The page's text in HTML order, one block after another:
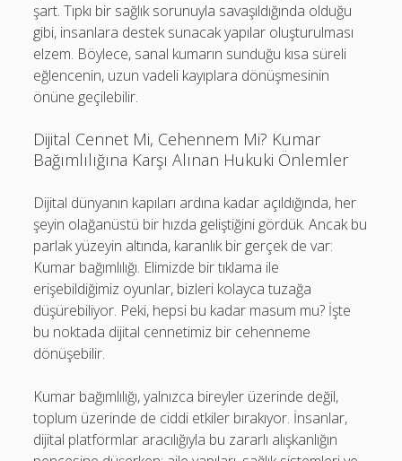
şart. Tıpkı bir sağlık sorunuyla savaşıldığında olduğu
gibi, insanlara destek sunacak yapılar oluşturulması
elzem. Böylece, sanal kumarın sunduğu kısa süreli
eğlencenin, uzun vadeli kayıplara dönüşmesinin
önüne geçilebilir.
Dijital Cennet Mi, Cehennem Mi? Kumar
Bağımlılığına Karşı Alınan Hukuki Önlemler
Dijital dünyanın kapıları ardına kadar açıldığında, her
şeyin olağanüstü bir hızda geliştiğini gördük. Ancak bu
parlak yüzeyin altında, karanlık bir gerçek de var:
Kumar bağımlılığı. Elimizde bir tıklama ile
erişebildiğimiz oyunlar, bizleri kolayca tuzağa
düşürebiliyor. Peki, hepsi bu kadar masum mu? İşte
bu noktada dijital cennetimiz bir cehenneme
dönüşebilir.
Kumar bağımlılığı, yalnızca bireyler üzerinde değil,
toplum üzerinde de ciddi etkiler bırakıyor. İnsanlar,
dijital platformlar aracılığıyla bu zararlı alışkanlığın